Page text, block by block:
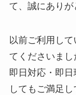
て、誠にありが
以前ご利用し
てくださいまし
即日対応・即
してもご満足し